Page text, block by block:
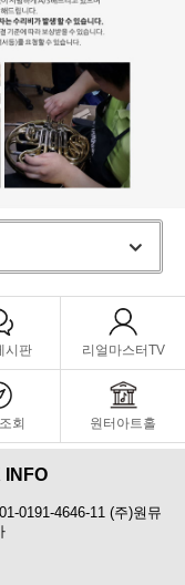
시판 리얼마스터TV
회 원터아트홀
INFO
0191-4646-11 (주)원뮤